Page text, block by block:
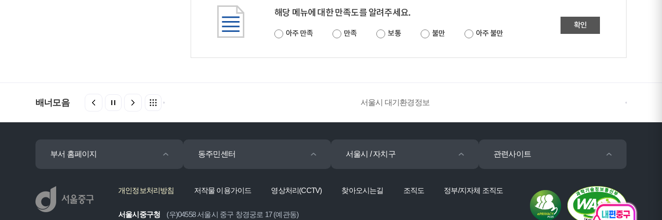
해당 메뉴에 대한 만족도를 알려주세요.
아주 만족 만족 보통 불만 아주 불만
확인
배너모음 서울시 대기환경정보
부서 홈페이지 동주민센터 서울시 / 자치구 관련사이트
개인정보처리방침 저작물 이용가이드 영상처리(CCTV) 찾아오시는길 조직도 정부/지자체 조직도
서울시중구청 (우)04558 서울시 중구 창경궁로 17 (예관동)